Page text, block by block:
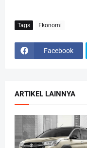
Tags Ekonomi
Facebook
ARTIKEL LAINNYA